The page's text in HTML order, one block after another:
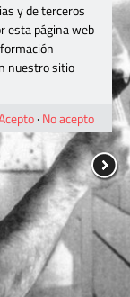
y de terceros
esta página web
nuestro sitio
· No acepto